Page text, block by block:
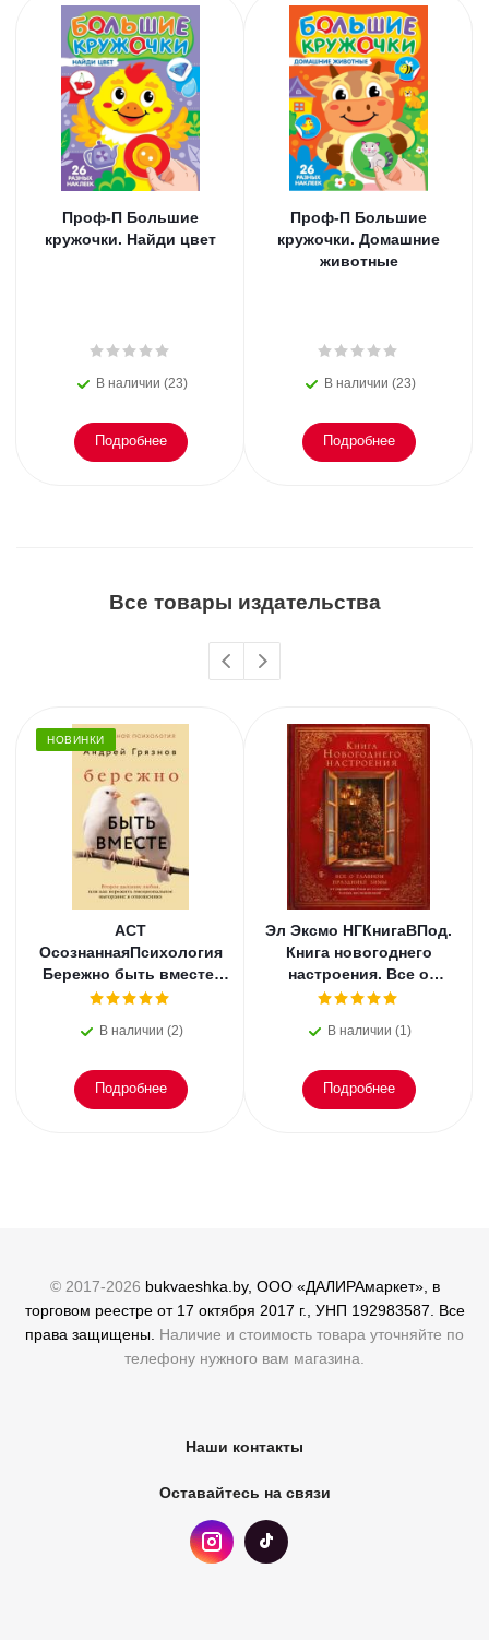
Проф-П Большие
кружочки. Найди цвет
В наличии (23)
Подробнее
Проф-П Большие
кружочки. Домашние
животные
В наличии (23)
Подробнее
Все товары издательства
НОВИНКИ
АСТ
ОсознаннаяПсихология
Бережно быть вместе.
Второе дыхание любви,
эмоциональное
В наличии (2)
Подробнее
Эл Эксмо НГКнигаВПод.
Книга новогоднего
настроения. Все о
главном празднике
елки
В наличии (1)
Подробнее
© 2017-2026 bukvaeshka.by, ООО «ДАЛИРАмаркет», в
торговом реестре от 17 октября 2017 г., УНП 192983587. Все
права защищены. Наличие и стоимость товара уточняйте по
телефону нужного вам магазина.
Наши контакты
Оставайтесь на связи